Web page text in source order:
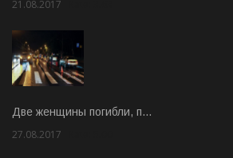
21.08.2017
Две женщины погибли, п…
27.08.2017